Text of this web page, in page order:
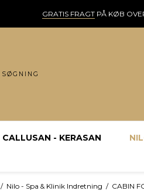
GRATIS FRAGTPÅ KØB
CALLUSAN - KERASAN
/ Nilo - Spa & Klinik Indretning / CABIN